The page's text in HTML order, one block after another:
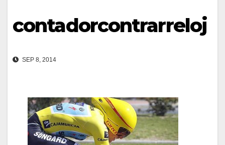
contadorcontrarreloj
SEP 8, 2014